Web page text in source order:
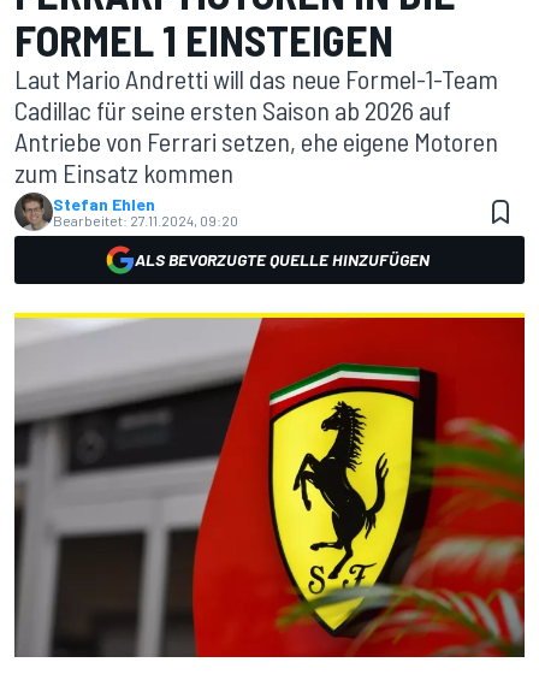
FORMEL 1 EINSTEIGEN
Laut Mario Andretti will das neue Formel-1-Team
Cadillac für seine ersten Saison ab 2026 auf
Antriebe von Ferrari setzen, ehe eigene Motoren
zum Einsatz kommen
Stefan Ehlen
Bearbeitet: 27.11.2024, 09:20
ALS BEVORZUGTE QUELLE HINZUFÜGEN